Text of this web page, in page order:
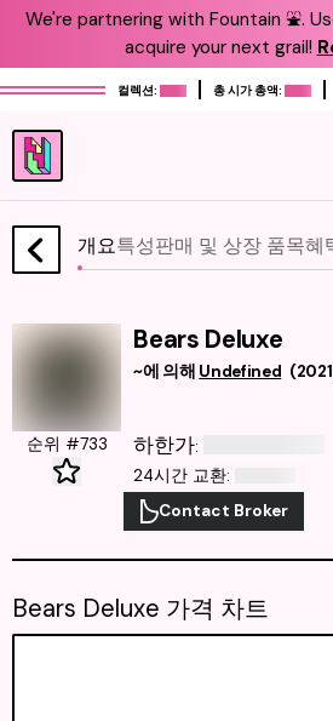
We're partnering with Fountain ⛲️.
acquire your next grail!
컬렉션: 총 시가 총액:
개요특성판매 및 상장 품목혜
Bears Deluxe
~에 의해 Undefined (
순위 #733 하한가:
24시간 교환:
Contact Broker
Bears Deluxe 가격 차트